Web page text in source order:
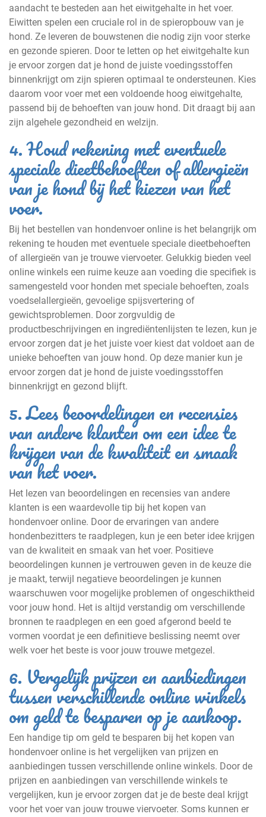
aandacht te besteden aan het eiwitgehalte in het voer.
Eiwitten spelen een cruciale rol in de spieropbouw van je
hond. Ze leveren de bouwstenen die nodig zijn voor sterke
en gezonde spieren. Door te letten op het eiwitgehalte kun
je ervoor zorgen dat je hond de juiste voedingsstoffen
binnenkrijgt om zijn spieren optimaal te ondersteunen. Kies
daarom voor voer met een voldoende hoog eiwitgehalte,
passend bij de behoeften van jouw hond. Dit draagt bij aan
zijn algehele gezondheid en welzijn.
4. Houd rekening met eventuele
speciale dieetbehoeften of allergieën
van je hond bij het kiezen van het
voer.
Bij het bestellen van hondenvoer online is het belangrijk om
rekening te houden met eventuele speciale dieetbehoeften
of allergieën van je trouwe viervoeter. Gelukkig bieden veel
online winkels een ruime keuze aan voeding die specifiek is
samengesteld voor honden met speciale behoeften, zoals
voedselallergieën, gevoelige spijsvertering of
gewichtsproblemen. Door zorgvuldig de
productbeschrijvingen en ingrediëntenlijsten te lezen, kun je
ervoor zorgen dat je het juiste voer kiest dat voldoet aan de
unieke behoeften van jouw hond. Op deze manier kun je
ervoor zorgen dat je hond de juiste voedingsstoffen
binnenkrijgt en gezond blijft.
5. Lees beoordelingen en recensies
van andere klanten om een idee te
krijgen van de kwaliteit en smaak
van het voer.
Het lezen van beoordelingen en recensies van andere
klanten is een waardevolle tip bij het kopen van
hondenvoer online. Door de ervaringen van andere
hondenbezitters te raadplegen, kun je een beter idee krijgen
van de kwaliteit en smaak van het voer. Positieve
beoordelingen kunnen je vertrouwen geven in de keuze die
je maakt, terwijl negatieve beoordelingen je kunnen
waarschuwen voor mogelijke problemen of ongeschiktheid
voor jouw hond. Het is altijd verstandig om verschillende
bronnen te raadplegen en een goed afgerond beeld te
vormen voordat je een definitieve beslissing neemt over
welk voer het beste is voor jouw trouwe metgezel.
6. Vergelijk prijzen en aanbiedingen
tussen verschillende online winkels
om geld te besparen op je aankoop.
Een handige tip om geld te besparen bij het kopen van
hondenvoer online is het vergelijken van prijzen en
aanbiedingen tussen verschillende online winkels. Door de
prijzen en aanbiedingen van verschillende winkels te
vergelijken, kun je ervoor zorgen dat je de beste deal krijgt
voor het voer van jouw trouwe viervoeter. Soms kunnen er